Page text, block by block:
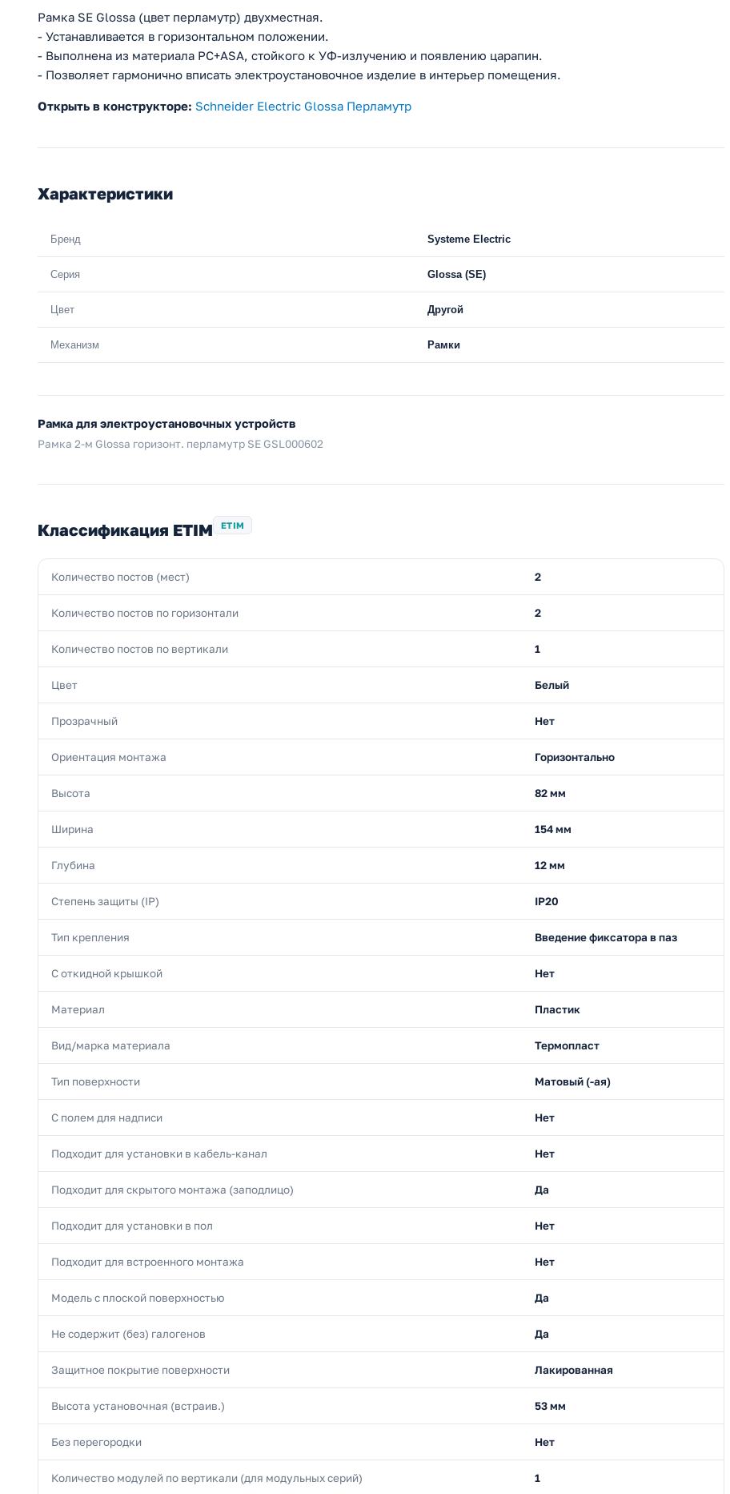
Рамка SE Glossa (цвет перламутр) двухместная.
- Устанавливается в горизонтальном положении.
- Выполнена из материала PС+ASA, стойкого к УФ-излучению и появлению царапин.
- Позволяет гармонично вписать электроустановочное изделие в интерьер помещения.
Открыть в конструкторе: Schneider Electric Glossa Перламутр
Характеристики
Бренд Systeme Electric
Серия Glossa (SE)
Цвет Другой
Механизм Рамки
Рамка для электроустановочных устройств
Рамка 2-м Glossa горизонт. перламутр SE GSL000602
Классификация ETIM ETIM
Количество постов (мест) 2
Количество постов по горизонтали 2
Количество постов по вертикали 1
Цвет Белый
Прозрачный Нет
Ориентация монтажа Горизонтально
Высота 82 мм
Ширина 154 мм
Глубина 12 мм
Степень защиты (IP) IP20
Тип крепления Введение фиксатора в паз
С откидной крышкой Нет
Материал Пластик
Вид/марка материала Термопласт
Тип поверхности Матовый (-ая)
С полем для надписи Нет
Подходит для установки в кабель-канал Нет
Подходит для скрытого монтажа (заподлицо) Да
Подходит для установки в пол Нет
Подходит для встроенного монтажа Нет
Модель с плоской поверхностью Да
Не содержит (без) галогенов Да
Защитное покрытие поверхности Лакированная
Высота установочная (встраив.) 53 мм
Без перегородки Нет
Количество модулей по вертикали (для модульных серий) 1